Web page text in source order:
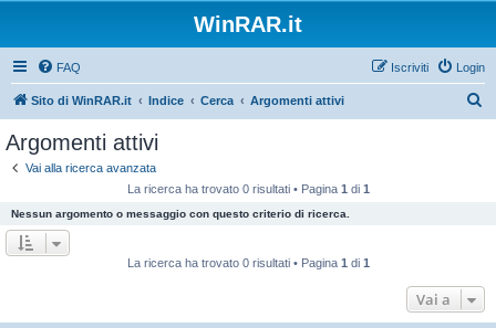
WinRAR.it
FAQ Login
Iscriviti
Sito di WinRAR.it Indice Cerca Argomenti attivi
Argomenti attivi
Vai alla ricerca avanzata
La ricerca ha trovato 0 risultati • Pagina 1 di 1
Nessun argomento o messaggio con questo criterio di ricerca.
La ricerca ha trovato 0 risultati • Pagina 1 di 1
Vai a